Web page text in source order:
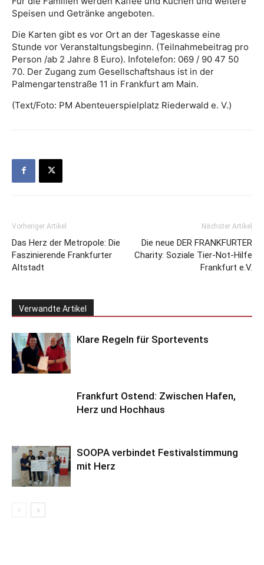
Speisen und Getränke angeboten.
Die Karten gibt es vor Ort an der Tageskasse eine
Stunde vor Veranstaltungsbeginn. (Teilnahmebeitrag pro
Person /ab 2 Jahre 8 Euro). Infotelefon: 069 / 90 47 50
70. Der Zugang zum Gesellschaftshaus ist in der
Palmengartenstraße 11 in Frankfurt am Main.
(Text/Foto: PM Abenteuerspielplatz Riederwald e. V.)
Vorheriger Artikel
Das Herz der Metropole: Die
Faszinierende Frankfurter
Altstadt
Nächster Artikel
Die neue DER FRANKFURTER
Charity: Soziale Tier-Not-Hilfe
Frankfurt e.V.
Verwandte Artikel
Klare Regeln für Sportevents
Frankfurt Ostend: Zwischen Hafen,
Herz und Hochhaus
SOOPA verbindet Festivalstimmung
mit Herz